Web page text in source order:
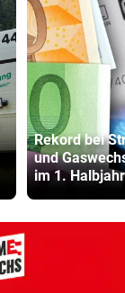
Rekord bei
und
im 1. Halbjahr